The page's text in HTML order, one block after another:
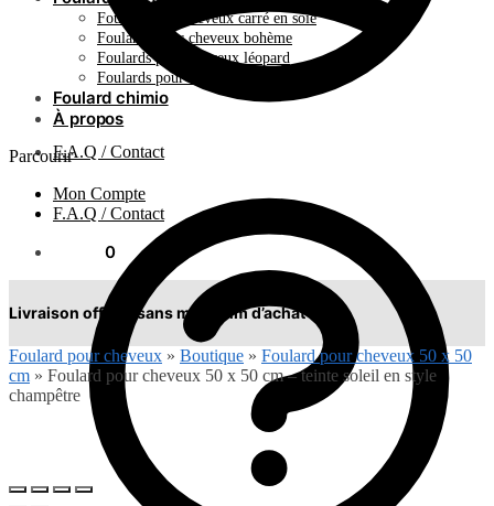
F.A.Q / Contact
Foulard pour cheveux carré en soie
Foulards pour cheveux bohème
Foulards pour cheveux léopard
Foulards pour cheveux plissés
Foulard chimio
À propos
Parcourir
Mon Compte
F.A.Q / Contact
0
Livraison offerte sans minimum d’achat !
Foulard pour cheveux » Boutique » Foulard pour cheveux 50 x 50
cm » Foulard pour cheveux 50 x 50 cm – teinte soleil en style
champêtre